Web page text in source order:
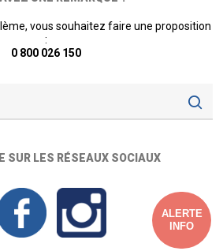
vous souhaitez faire une proposition
:
0 800 026 150
SUR LES RÉSEAUX SOCIAUX
ALERTE
INFO